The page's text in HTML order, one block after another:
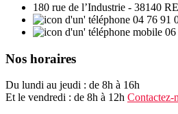
180 rue de l’Industrie - 38140
04 76 91
06
Nos horaires
Du lundi au jeudi : de 8h à 16h
Et le vendredi : de 8h à 12h Contactez-